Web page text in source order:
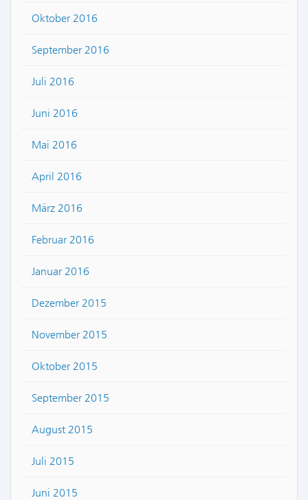
Oktober 2016
September 2016
Juli 2016
Juni 2016
Mai 2016
April 2016
März 2016
Februar 2016
Januar 2016
Dezember 2015
November 2015
Oktober 2015
September 2015
August 2015
Juli 2015
Juni 2015